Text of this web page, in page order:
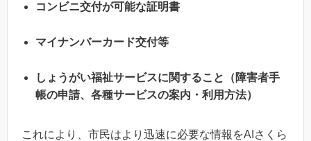
コンビニ交付が可能な証明書
マイナンバーカード交付等
しょうがい福祉サービスに関すること（障害者手
帳の申請、各種サービスの案内・利用方法）
これにより、市民はより迅速に必要な情報をAIさくら